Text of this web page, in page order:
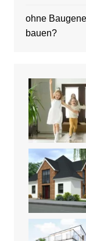
ohne
bauen?